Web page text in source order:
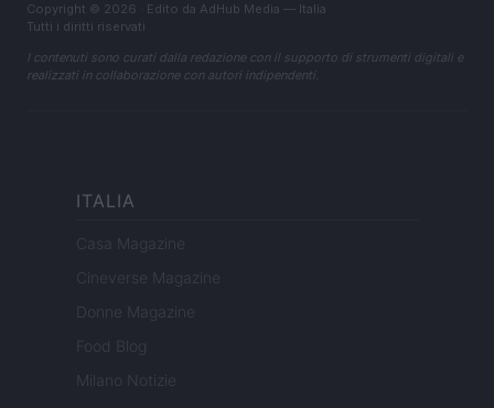
Copyright © 2026 · Edito da AdHub Media — Italia
Tutti i diritti riservati
I contenuti sono curati dalla redazione con il supporto di strumenti digitali e
realizzati in collaborazione con autori indipendenti.
ITALIA
Casa Magazine
Cineverse Magazine
Donne Magazine
Food Blog
Milano Notizie